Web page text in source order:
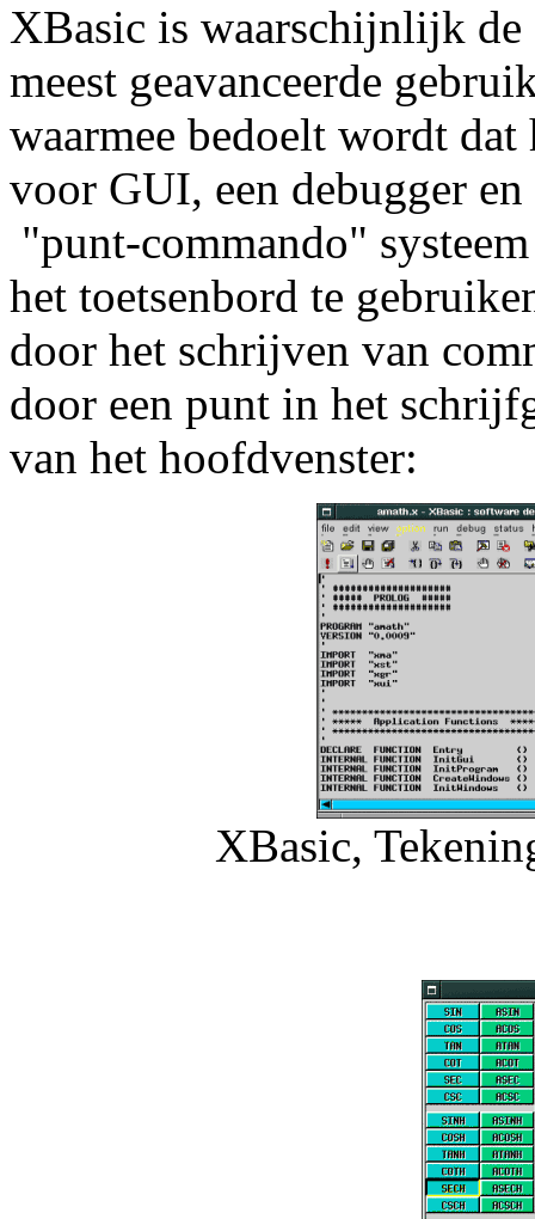
XBasic is waarschijnlijk
meest geavanceerde
waarmee bedoelt wordt
voor GUI, een debugger
"punt-commando"
het toetsenbord te
door het schrijven van
door een punt in het
van het hoofdvenster:
XBasic,